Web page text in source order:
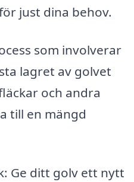
just dina behov.
som involverar
lagret av golvet
och andra
till en mängd
Ge ditt golv ett nytt